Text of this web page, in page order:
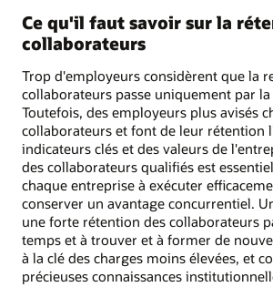
Ce qu'il faut savoir sur la
collaborateurs
Trop d'employeurs considèrent que la
collaborateurs passe uniquement par
Toutefois, des employeurs plus avisés
collaborateurs et font de leur rétention
indicateurs clés et des valeurs de
des collaborateurs qualifiés est
chaque entreprise à exécuter
conserver un avantage concurrentiel.
une forte rétention des collaborateurs
temps et à trouver et à former de
à la clé des charges moins élevées, et
précieuses connaissances